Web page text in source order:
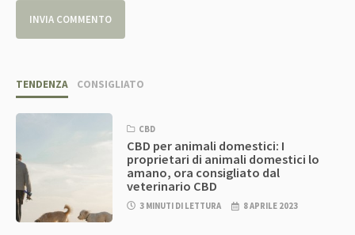
TENDENZA CONSIGLIATO
CBD
CBD per animali domestici: I
proprietari di animali domestici lo
amano, ora consigliato dal
veterinario CBD
3 MINUTI DI LETTURA 8 APRILE 2023